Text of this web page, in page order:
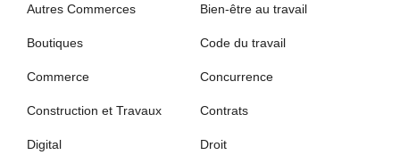
Autres Commerces Bien-être au travail
Boutiques Code du travail
Commerce Concurrence
Construction et Travaux Contrats
Digital Droit